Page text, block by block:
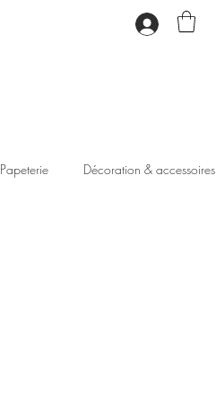
Papeterie Décoration & accessoires